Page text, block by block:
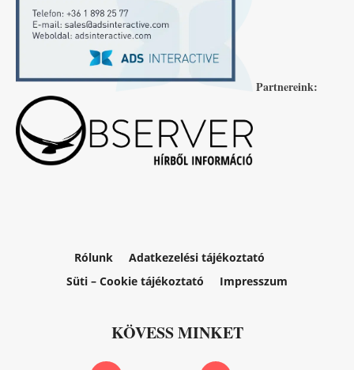
Partnereink:
Rólunk
Adatkezelési tájékoztató
Süti – Cookie tájékoztató
Impresszum
KÖVESS MINKET